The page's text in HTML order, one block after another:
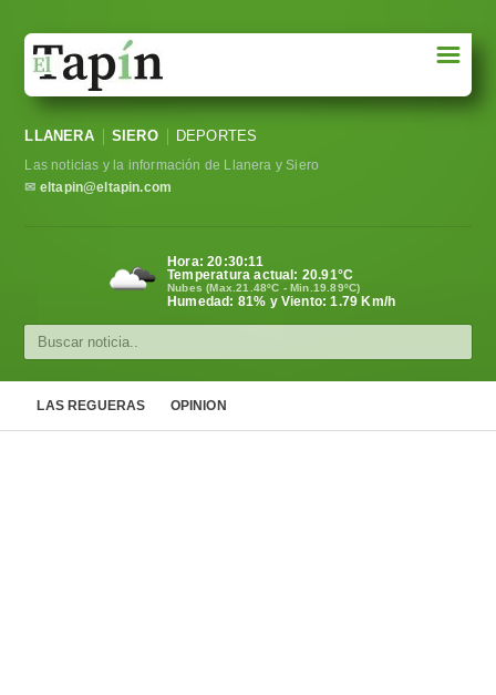
Sociedad
Política
Cultura
☰
LLANERA SIERO DEPORTES
Las noticias y la información de Llanera y Siero
✉ eltapin@eltapin.com
Hora:20:30:12
Temperatura actual: 20.91°C
Nubes (Max.21.48ºC - Min.19.89ºC)
Humedad: 81% y Viento: 1.79 Km/h
LAS REGUERAS OPINION